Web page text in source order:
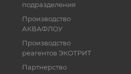
подразделения
Производство
АКВАФЛОУ
Производство
реагентов ЭКОТРИТ
Партнерство